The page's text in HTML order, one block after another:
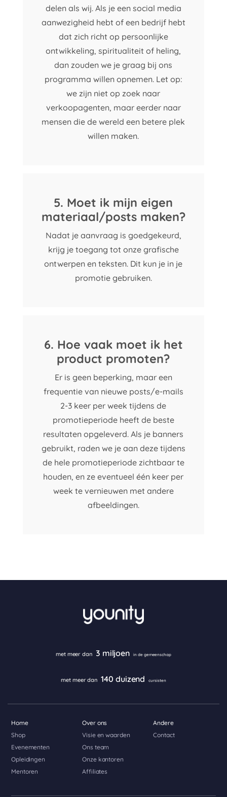
delen als wij. Als je een social media
aanwezigheid hebt of een bedrijf hebt
dat zich richt op persoonlijke
ontwikkeling, spiritualiteit of heling,
dan zouden we je graag bij ons
programma willen opnemen. Let op:
we zijn niet op zoek naar
verkoopagenten, maar eerder naar
mensen die de wereld een betere plek
willen maken.
5. Moet ik mijn eigen
materiaal/posts maken?
Nadat je aanvraag is goedgekeurd,
krijg je toegang tot onze grafische
ontwerpen en teksten. Dit kun je in je
promotie gebruiken.
6. Hoe vaak moet ik het
product promoten?
Er is geen beperking, maar een
frequentie van nieuwe posts/e-mails
2-3 keer per week tijdens de
promotieperiode heeft de beste
resultaten opgeleverd. Als je banners
gebruikt, raden we je aan deze tijdens
de hele promotieperiode zichtbaar te
houden, en ze eventueel één keer per
week te vernieuwen met andere
afbeeldingen.
met meer dan 3 miljoen in de gemeenschap
met meer dan 140 duizend cursisten
Home
Shop
Evenementen
Opleidingen
Mentoren
Over ons
Visie en waarden
Ons team
Onze kantoren
Affiliates
Andere
Contact